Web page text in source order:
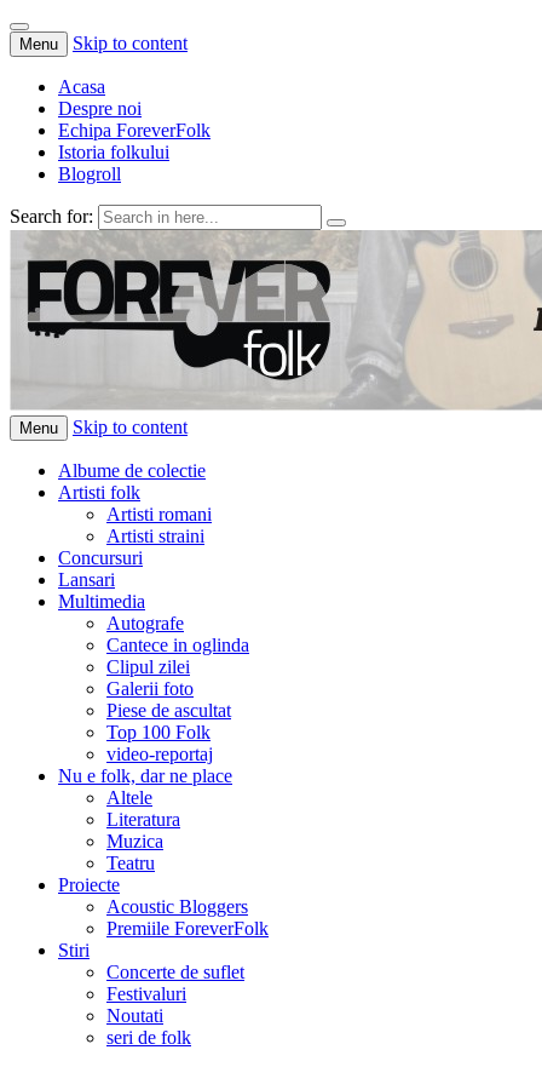
Menu Skip to content
Acasa
Despre noi
Echipa ForeverFolk
Istoria folkului
Blogroll
Search for:
ForeverFolk
Muzica sufletului tau
Menu Skip to content
Albume de colectie
Artisti folk
Artisti romani
Artisti straini
Concursuri
Lansari
Multimedia
Autografe
Cantece in oglinda
Clipul zilei
Galerii foto
Piese de ascultat
Top 100 Folk
video-reportaj
Nu e folk, dar ne place
Altele
Literatura
Muzica
Teatru
Proiecte
Acoustic Bloggers
Premiile ForeverFolk
Stiri
Concerte de suflet
Festivaluri
Noutati
seri de folk